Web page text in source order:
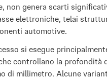
non genera scarti
elettroniche, telai
automotive.
si esegue
controllano la profondità
di millimetro. Alcune